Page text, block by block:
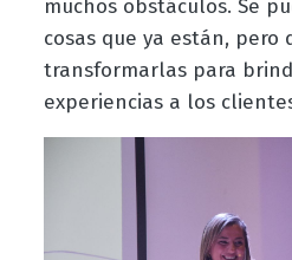
muchos obstáculos. Se
cosas que ya están, pero
transformarlas para
experiencias a los